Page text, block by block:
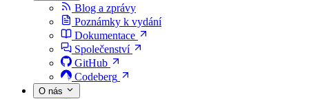
Blog a zprávy
Poznámky k vydání
Dokumentace
Společenství
GitHub
Codeberg
O nás